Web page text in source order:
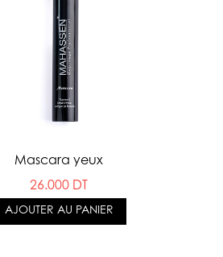
Mascara yeux
26.000 DT
AJOUTER AU PANIER